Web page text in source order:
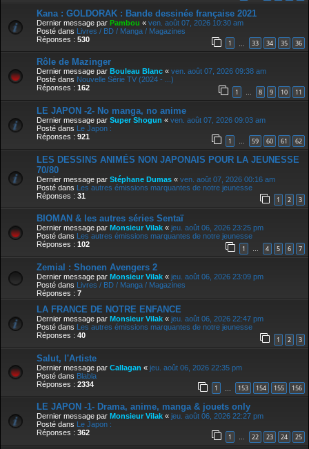
Kana : GOLDORAK : Bande dessinée française 2021
Dernier message par Pambou « ven. août 07, 2026 10:30 am
Posté dans Livres / BD / Manga / Magazines
Réponses : 530 1 33 34 35 36
Rôle de Mazinger
Dernier message par Bouleau Blanc « ven. août 07, 2026 09:38 am
Posté dans Nouvelle Série TV (2024 - ...)
Réponses : 162 1 … 8 9 10 11
LE JAPON -2- No manga, no anime
Dernier message par Super Shogun « ven. août 07, 2026 09:03 am
Posté dans Le Japon :
Réponses : 921 1 … 59 60 61 62
LES DESSINS ANIMÉS NON JAPONAIS POUR LA JEUNESSE
70/80
Dernier message par Stéphane Dumas « ven. août 07, 2026 00:16 am
Posté dans Les autres émissions marquantes de notre jeunesse
Réponses : 31 1 2 3
BIOMAN & les autres séries Sentaï
Dernier message par Monsieur Vilak « jeu. août 06, 2026 23:25 pm
Posté dans
Les autres émissions marquantes de notre jeunesse
Réponses : 102 1 … 4 5 6 7
Zemial : Shonen Avengers 2
Dernier message par Monsieur Vilak « jeu. août 06, 2026 23:09 pm
Posté dans Livres / BD / Manga / Magazines
Réponses : 7
LA FRANCE DE NOTRE ENFANCE
Dernier message par Monsieur Vilak « jeu. août 06, 2026 22:47 pm
Posté dans Les autres émissions marquantes de notre jeunesse
Réponses : 40 1 2 3
Salut, l'Artiste
Dernier message par Callagan « jeu. août 06, 2026 22:35 pm
Posté dans Blabla
Réponses : 2334 1 153 154 155 156
LE JAPON -1- Drama, anime, manga & jouets only
Dernier message par Monsieur Vilak « jeu. août 06, 2026 22:27 pm
Posté dans Le Japon :
Réponses : 362 1 … 22 23 24 25